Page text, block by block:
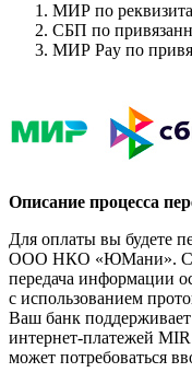
МИР по
СБП по
МИР Pay по
Описание процесса
Для оплаты вы будете
ООО НКО «ЮМани».
передача информации
с использованием
Ваш банк
интернет-платежей
может потребоваться